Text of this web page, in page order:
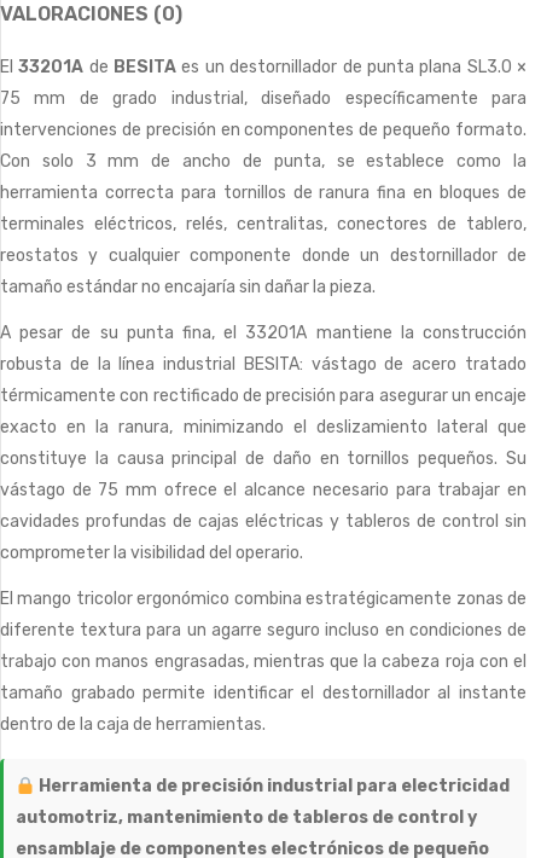
VALORACIONES (0)
El33201A de BESITA es un destornillador de punta plana SL3.0 ×
75 mm de grado industrial, diseñado específicamente para
intervenciones de precisión en componentes de pequeño formato.
Con solo 3 mm de ancho de punta, se establece como la
herramienta correcta para tornillos de ranura fina en bloques de
terminales eléctricos, relés, centralitas, conectores de tablero,
reostatos y cualquier componente donde un destornillador de
tamaño estándar no encajaría sin dañar la pieza.
A pesar de su punta fina, el 33201A mantiene la construcción
robusta de la línea industrial BESITA: vástago de acero tratado
térmicamente con rectificado de precisión para asegurar un encaje
exacto en la ranura, minimizando el deslizamiento lateral que
constituye la causa principal de daño en tornillos pequeños. Su
vástago de 75 mm ofrece el alcance necesario para trabajar en
cavidades profundas de cajas eléctricas y tableros de control sin
comprometer la visibilidad del operario.
El mango tricolor ergonómico combina estratégicamente zonas de
diferente textura para un agarre seguro incluso en condiciones de
trabajo con manos engrasadas, mientras que la cabeza roja con el
tamaño grabado permite identificar el destornillador al instante
dentro de la caja de herramientas.
Herramienta de precisión industrial para electricidad
automotriz, mantenimiento de tableros de control y
ensamblaje de componentes electrónicos de pequeño